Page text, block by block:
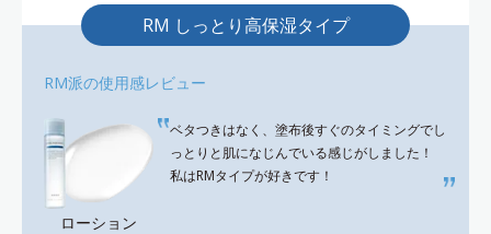
RM しっとり高保湿タイプ
RM派の使用感レビュー
ローション
ベタつきはなく、塗布後すぐのタイミングでし
っとりと肌になじんでいる感じがしました！
私はRMタイプが好きです！